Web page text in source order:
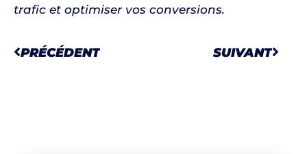
trafic et optimiser vos conversions.
PRÉCÉDENT SUIVANT